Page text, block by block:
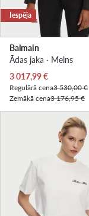
Iespēja
Balmain
Ādas jaka · Melns
Pašreizējā cena
3 017,99€
Regulārā cena3 530,00 €
Zemākā cena3 176,95 €